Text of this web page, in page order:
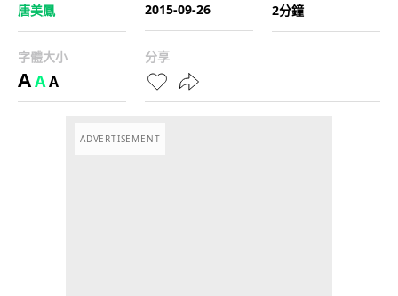
唐美鳳
2015-09-26
2分鐘
字體大小
AAA
分享
ADVERTISEMENT